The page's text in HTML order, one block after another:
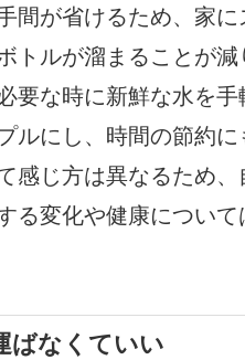
間が省けるため、家
トルが溜まることが
要な時に新鮮な水を
ルにし、時間の節約に
感じ方は異なるため
る変化や健康につい
ばなくていい